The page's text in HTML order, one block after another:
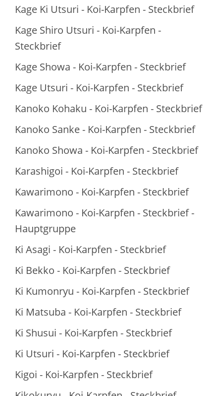
Kage Ki Utsuri - Koi-Karpfen - Steckbrief
Kage Shiro Utsuri - Koi-Karpfen -
Steckbrief
Kage Showa - Koi-Karpfen - Steckbrief
Kage Utsuri - Koi-Karpfen - Steckbrief
Kanoko Kohaku - Koi-Karpfen - Steckbrief
Kanoko Sanke - Koi-Karpfen - Steckbrief
Kanoko Showa - Koi-Karpfen - Steckbrief
Karashigoi - Koi-Karpfen - Steckbrief
Kawarimono - Koi-Karpfen - Steckbrief
Kawarimono - Koi-Karpfen - Steckbrief -
Hauptgruppe
Ki Asagi - Koi-Karpfen - Steckbrief
Ki Bekko - Koi-Karpfen - Steckbrief
Ki Kumonryu - Koi-Karpfen - Steckbrief
Ki Matsuba - Koi-Karpfen - Steckbrief
Ki Shusui - Koi-Karpfen - Steckbrief
Ki Utsuri - Koi-Karpfen - Steckbrief
Kigoi - Koi-Karpfen - Steckbrief